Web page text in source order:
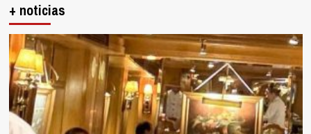
+ noticias